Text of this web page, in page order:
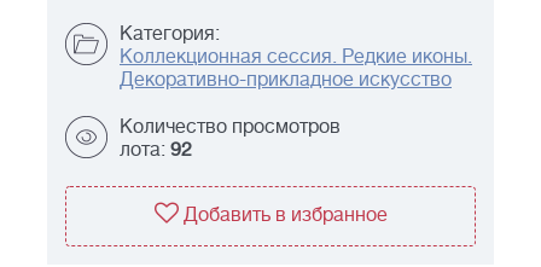
Категория:
Коллекционная сессия. Редкие иконы.
Декоративно-прикладное искусство
Количество просмотров
лота: 92
Добавить в избранное